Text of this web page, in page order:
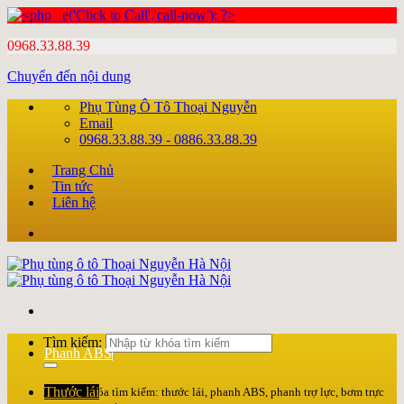
0968.33.88.39
Chuyển đến nội dung
Phụ Tùng Ô Tô Thoại Nguyễn
Email
0968.33.88.39 - 0886.33.88.39
Trang Chủ
Tin tức
Liên hệ
Tìm kiếm:
Nhập từ khóa tìm kiếm: thước lái, phanh ABS, phanh trợ lực, bơm trực
Phanh ABS
Thước lái